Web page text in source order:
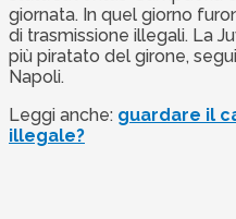
giornata. In quel giorno
di trasmissione illegali. La
più piratato del girone,
Napoli.
Leggi anche: guardare il
illegale?